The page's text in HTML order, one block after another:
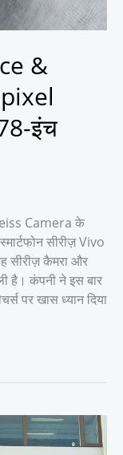
&
इंच
Camera के
सीरीज़ Vivo
सीरीज़ कैमरा और
है। कंपनी ने इस बार
पर खास ध्यान दिया